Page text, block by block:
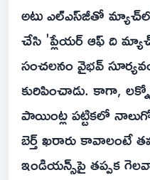
అటు ఎల్ఎస్‌జీతో మ్యాచ్‌లో
చేసి 'ప్లేయర్ ఆఫ్ ది
సంచలనం వైభవ్
కురిపించాడు. కాగా,
పాయింట్ల పట్టికలో
బెర్త్ ఖరారు కావాలంటే
ఇండియన్స్‌పై తప్పక